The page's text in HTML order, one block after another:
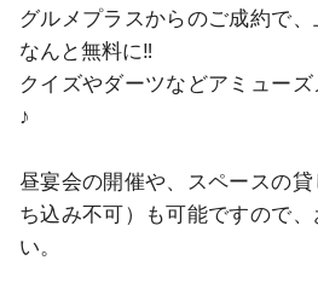
グルメプラスからのご成約で
なんと無料に‼
クイズやダーツなどアミュー
♪
昼宴会の開催や、スペースの
ち込み不可）も可能ですので
い。